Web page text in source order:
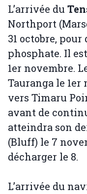
L’arrivée du
Northport
31 octobre,
phosphate. Il
1er novembre.
Tauranga le
vers Timaru
avant de
atteindra son
(Bluff) le 7
décharger le 8.
L’arrivée du